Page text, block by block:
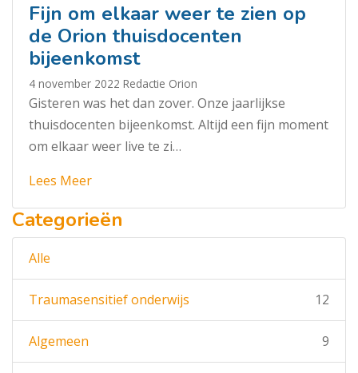
Fijn om elkaar weer te zien op
de Orion thuisdocenten
bijeenkomst
4 november 2022 Redactie Orion
Gisteren was het dan zover. Onze jaarlijkse
thuisdocenten bijeenkomst. Altijd een fijn moment
om elkaar weer live te zi…
Lees Meer
Categorieën
Alle
Traumasensitief onderwijs 12
Algemeen 9